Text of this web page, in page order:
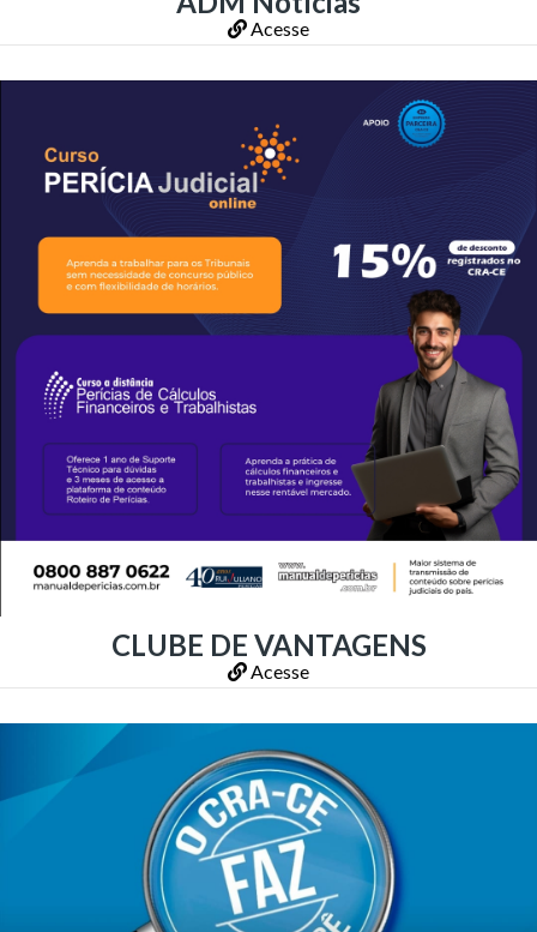
Acesse
CLUBE DE VANTAGENS
Acesse